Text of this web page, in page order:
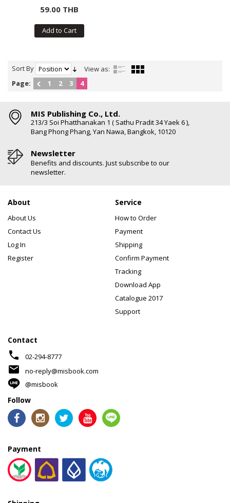
59.00 THB
Add to Cart
Sort By
View as:
Page:
1 2 3 4
MIS Publishing Co., Ltd.
213/3 Soi Phatthanakan 1 ( Sathu Pradit 34 Yaek 6 ),
Bang Phong Phang, Yan Nawa, Bangkok, 10120
Newsletter
Benefits and discounts. Just subscribe to our
newsletter.
About
About Us
Contact Us
Log In
Register
Service
How to Order
Payment
Shipping
Confirm Payment
Tracking
Download App
Catalogue 2017
Support
Contact
phone 02-294-8777
mail
no-reply@misbook.com
@misbook
Follow
Payment